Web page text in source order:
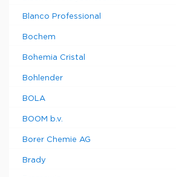
Blanco Professional
Bochem
Bohemia Cristal
Bohlender
BOLA
BOOM b.v.
Borer Chemie AG
Brady